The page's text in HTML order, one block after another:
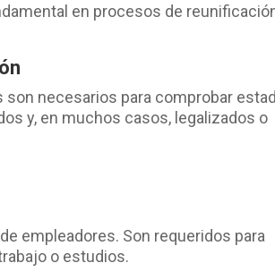
en procesos de
necesarios para comprobar
y, en muchos casos, legalizados o
empleadores. Son requeridos para
o estudios.